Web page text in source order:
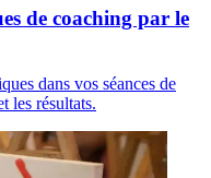
de coaching par le
dans vos séances de
les résultats.